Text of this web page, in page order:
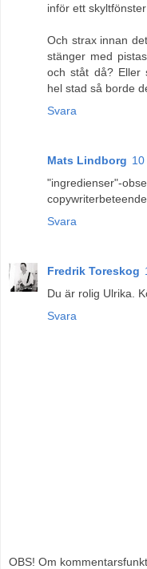
inför ett
Och strax innan
stänger med
och ståt då? Eller
hel stad så borde
Svara
Mats Lindborg
"ingredienser"-
Svara
Fredrik Toreskog
Du är rolig Ulrika.
Svara
OBS! Om